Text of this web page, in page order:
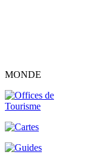
MONDE